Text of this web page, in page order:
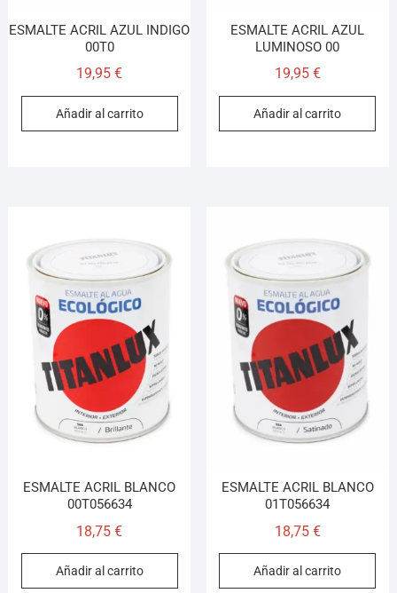
ESMALTE ACRIL AZUL INDIGO
00T0
19,95€
Añadir al carrito
ESMALTE ACRIL AZUL
LUMINOSO 00
19,95 €
Añadir al carrito
ESMALTE ACRIL BLANCO
00T056634
18,75€
Añadir al carrito
ESMALTE ACRIL BLANCO
01T056634
18,75 €
Añadir al carrito